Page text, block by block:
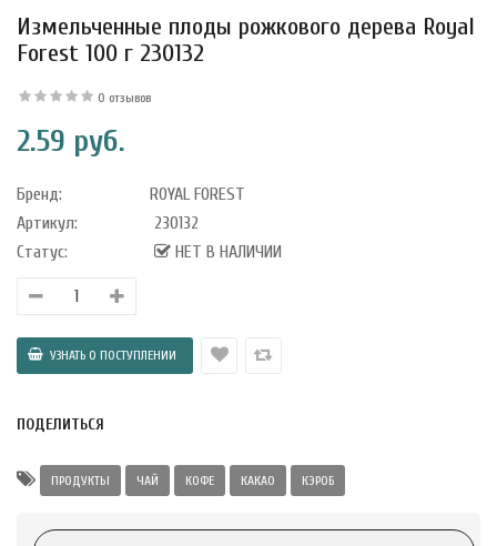
в
Укрепление
Измельченные плоды рожкового дерева Royal
Forest 100 г 230132
0 отзывов
2.59 руб.
Бренд:
ROYAL FOREST
Артикул:
230132
Статус:
НЕТ В НАЛИЧИИ
ПОДЕЛИТЬСЯ
ПРОДУКТЫ ЧАЙ КОФЕ КАКАО КЭРОБ